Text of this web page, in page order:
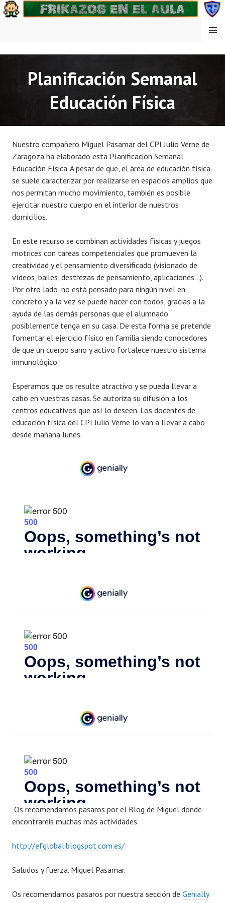
Saltar
al
FRIKAZOS EN EL AULA
MENÚ
Planificación Semanal
Educación Física
Nuestro compañero Miguel Pasamar del CPI Julio Verne de
Zaragoza ha elaborado esta Planificación Semanal
Educación Física. A pesar de que, el área de educación física
se suele caracterizar por realizarse en espacios amplios que
nos permitan mucho movimiento, también es posible
ejercitar nuestro cuerpo en el interior de nuestros
domicilios.
En este recurso se combinan actividades físicas y juegos
motrices con tareas competenciales que promueven la
creatividad y el pensamiento diversificado (visionado de
vídeos, bailes, destrezas de pensamiento, aplicaciones…).
Por otro lado, no está pensado para ningún nivel en
concreto y a la vez se puede hacer con todos, gracias a la
ayuda de las demás personas que el alumnado
posiblemente tenga en su casa. De esta forma se pretende
fomentar el ejercicio físico en familia siendo conocedores
de que un cuerpo sano y activo fortalece nuestro sistema
inmunológico.
Esperamos que os resulte atractivo y se pueda llevar a
cabo en vuestras casas. Se autoriza su difusión a los
centros educativos que así lo deseen. Los docentes de
educación física del CPI Julio Verne lo van a llevar a cabo
desde mañana lunes.
Os recomendamos pasaros por el Blog de Miguel donde
encontrareis muchas más actividades.
http://efglobal.blogspot.com.es/
Saludos y fuerza. Miguel Pasamar.
Os recomendamos pasaros por nuestra sección de Genially